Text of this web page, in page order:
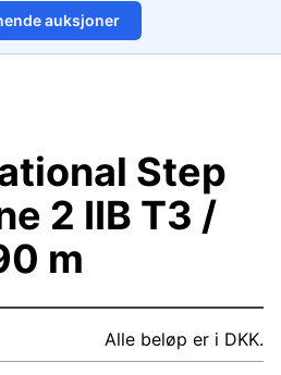
auksjoner
1/19
Step
2 IIB T3 /
m
Alle beløp er i DKK.